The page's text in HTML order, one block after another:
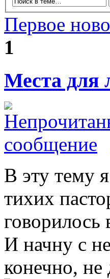
Первое
1
Места для
В эту тему
тихих
И начну с
конечно,